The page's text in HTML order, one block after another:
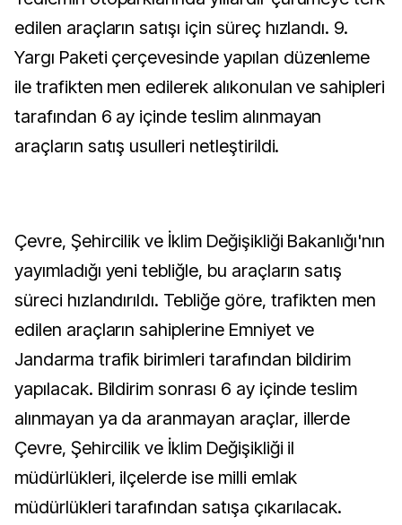
edilen araçların satışı için süreç hızlandı. 9.
Yargı Paketi çerçevesinde yapılan düzenleme
ile trafikten men edilerek alıkonulan ve sahipleri
tarafından 6 ay içinde teslim alınmayan
araçların satış usulleri netleştirildi.
Çevre, Şehircilik ve İklim Değişikliği Bakanlığı'nın
yayımladığı yeni tebliğle, bu araçların satış
süreci hızlandırıldı. Tebliğe göre, trafikten men
edilen araçların sahiplerine Emniyet ve
Jandarma trafik birimleri tarafından bildirim
yapılacak. Bildirim sonrası 6 ay içinde teslim
alınmayan ya da aranmayan araçlar, illerde
Çevre, Şehircilik ve İklim Değişikliği il
müdürlükleri, ilçelerde ise milli emlak
müdürlükleri tarafından satışa çıkarılacak.